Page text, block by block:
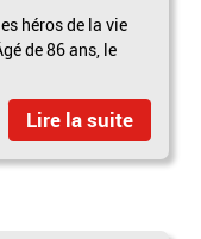
héros de la vie
de 86 ans, le
Lire la suite